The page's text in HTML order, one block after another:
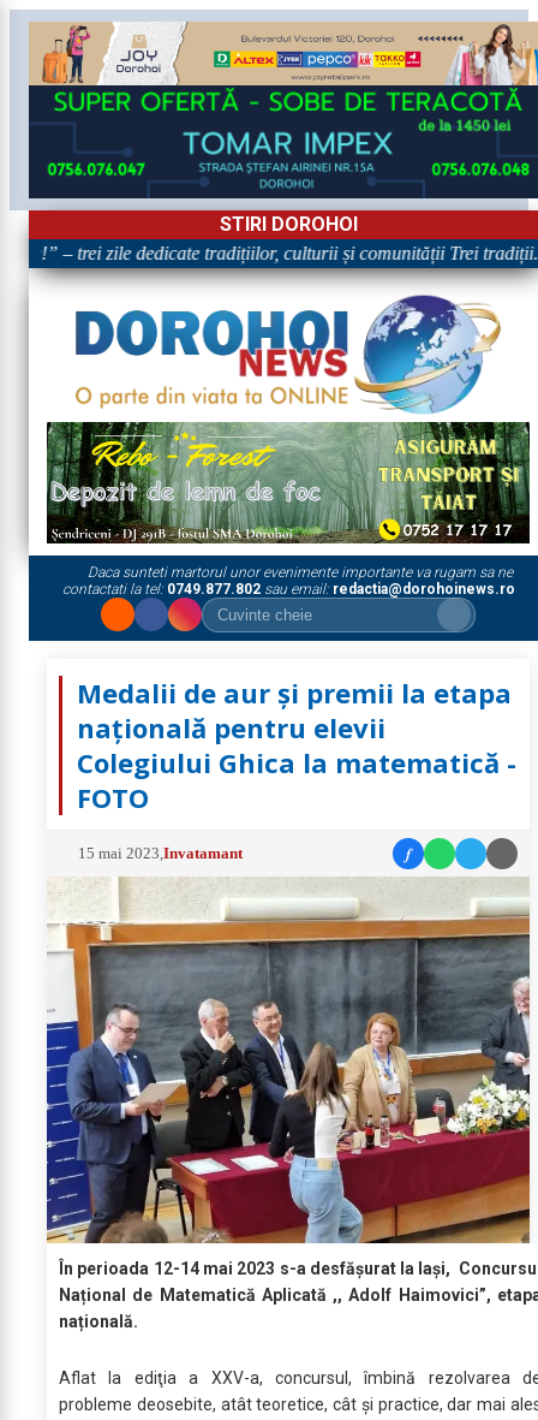
STIRI DOROHOI
– trei zile dedicate tradițiilor, culturii și comunității Trei tradiții.
Daca sunteti martorul unor evenimente importante va rugam sa ne
contactati la tel: 0749.877.802sau email: redactia@dorohoinews.ro
Medalii de aur și premii la etapa
națională pentru elevii
Colegiului Ghica la matematică -
FOTO
15 mai 2023 ,Invatamant f
În perioada 12-14 mai 2023 s-a desfășurat la Iași,
Național de Matematică Aplicată ,, Adolf Haimovici”,
națională.
Aflat la ediţia a XXV-a, concursul, îmbină rezolvarea
probleme deosebite, atât teoretice, cât şi practice, dar mai